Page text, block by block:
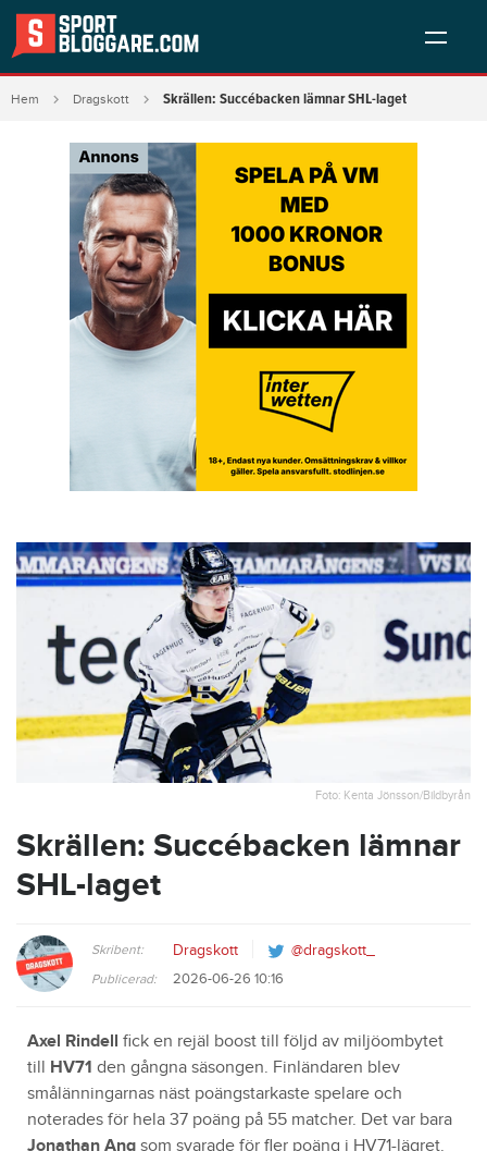
Hem Dragskott Skrällen: Succébacken lämnar SHL-laget
Foto: Kenta Jönsson/Bildbyrån
Skrällen: Succébacken lämnar
SHL-laget
Skribent: Dragskott @dragskott_
Publicerad: 2026-06-26 10:16
Axel Rindell fick en rejäl boost till följd av miljöombytet
till HV71 den gångna säsongen. Finländaren blev
smålänningarnas näst poängstarkaste spelare och
noterades för hela 37 poäng på 55 matcher. Det var bara
Jonathan Ang som svarade för fler poäng i HV71-lägret.